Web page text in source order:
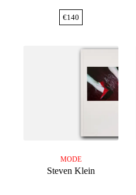
€140
MODE
Steven Klein